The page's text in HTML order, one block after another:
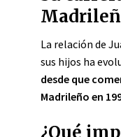
La relación de
sus hijos ha
desde que
Madrileño en
¿Qué